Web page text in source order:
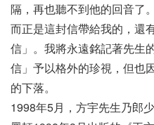
隔，再也聽不到他的回音了
而正是這封信帶給我的，還
信」。我將永遠銘記著先生
信」予以格外的珍視，但也
的下落。
1998年5月，方宇先生乃郎